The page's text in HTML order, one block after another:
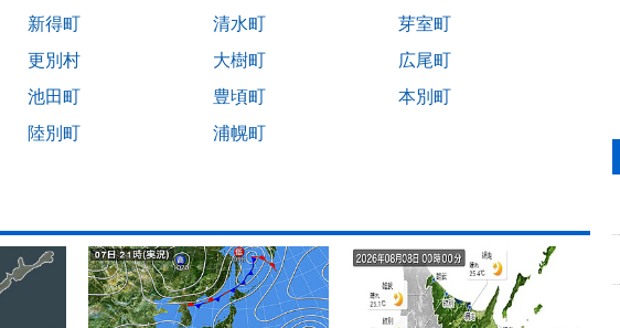
新得町 清水町
芽室町
更別村 大樹町
広尾町
池田町 豊頃町
本別町
陸別町 浦幌町